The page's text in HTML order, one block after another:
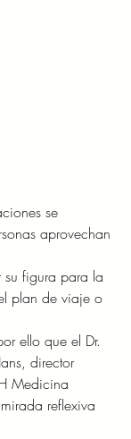
se
aprovechan
su figura para la
plan de viaje o
ello que el Dr.
director
Medicina
reflexiva